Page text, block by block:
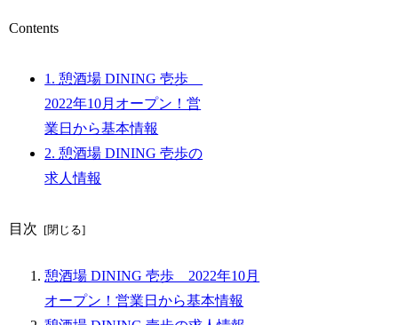
Contents
1. 憩酒場 DINING 壱歩
2022年10月オープン！営
業日から基本情報
2. 憩酒場 DINING 壱歩の
求人情報
目次
憩酒場 DINING 壱歩 2022年10月
オープン！営業日から基本情報